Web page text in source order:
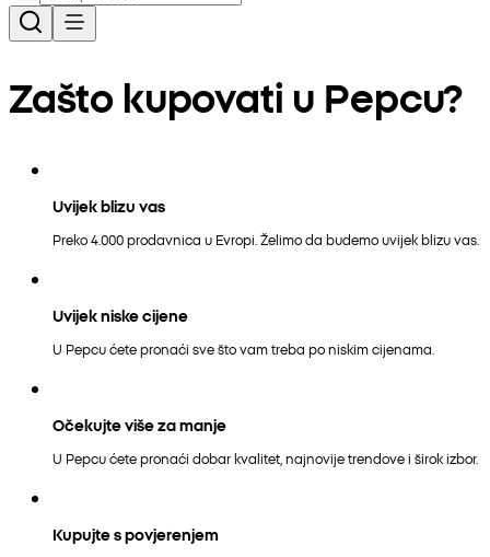
Zašto kupovati u Pepcu?
Uvijek blizu vas
Preko 4.000 prodavnica u Evropi. Želimo da budemo uvijek blizu vas.
Uvijek niske cijene
U Pepcu ćete pronaći sve što vam treba po niskim cijenama.
Očekujte više za manje
U Pepcu ćete pronaći dobar kvalitet, najnovije trendove i širok izbor.
Kupujte s povjerenjem